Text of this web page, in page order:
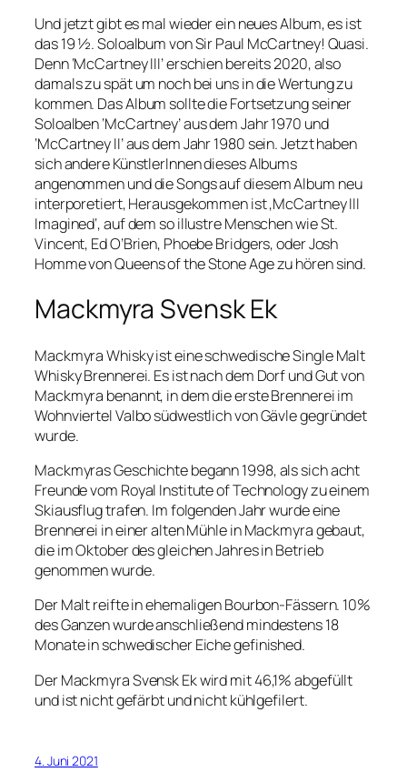
Und jetzt gibt es mal wieder ein neues Album, es ist
das 19 ½. Soloalbum von Sir Paul McCartney! Quasi.
Denn ‘McCartney III’ erschien bereits 2020, also
damals zu spät um noch bei uns in die Wertung zu
kommen. Das Album sollte die Fortsetzung seiner
Soloalben ‘McCartney’ aus dem Jahr 1970 und
‘McCartney II’ aus dem Jahr 1980 sein. Jetzt haben
sich andere KünstlerInnen dieses Albums
angenommen und die Songs auf diesem Album neu
interporetiert, Herausgekommen ist ‚McCartney III
Imagined‘, auf dem so illustre Menschen wie St.
Vincent, Ed O’Brien, Phoebe Bridgers, oder Josh
Homme von Queens of the Stone Age zu hören sind.
Mackmyra Svensk Ek
Mackmyra Whisky ist eine schwedische Single Malt
Whisky Brennerei. Es ist nach dem Dorf und Gut von
Mackmyra benannt, in dem die erste Brennerei im
Wohnviertel Valbo südwestlich von Gävle gegründet
wurde.
Mackmyras Geschichte begann 1998, als sich acht
Freunde vom Royal Institute of Technology zu einem
Skiausflug trafen. Im folgenden Jahr wurde eine
Brennerei in einer alten Mühle in Mackmyra gebaut,
die im Oktober des gleichen Jahres in Betrieb
genommen wurde.
Der Malt reifte in ehemaligen Bourbon-Fässern. 10%
des Ganzen wurde anschließend mindestens 18
Monate in schwedischer Eiche gefinished.
Der Mackmyra Svensk Ek wird mit 46,1% abgefüllt
und ist nicht gefärbt und nicht kühlgefilert.
4. Juni 2021